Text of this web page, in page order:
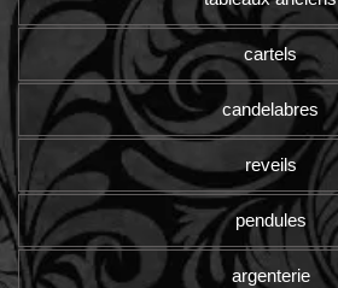
cartels
candelabres
reveils
pendules
argenterie